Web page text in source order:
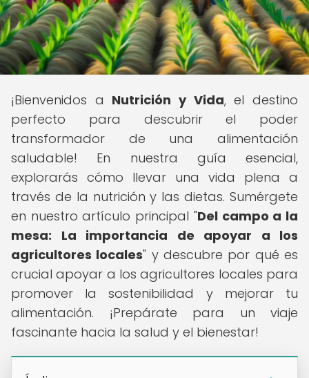
¡Bienvenidos a Nutrición y Vida, el destino
perfecto para descubrir el poder
transformador de una alimentación
saludable! En nuestra guía esencial,
explorarás cómo llevar una vida plena a
través de la nutrición y las dietas. Sumérgete
en nuestro artículo principal "Del campo a la
mesa: La importancia de apoyar a los
agricultores locales" y descubre por qué es
crucial apoyar a los agricultores locales para
promover la sostenibilidad y mejorar tu
alimentación. ¡Prepárate para un viaje
fascinante hacia la salud y el bienestar!